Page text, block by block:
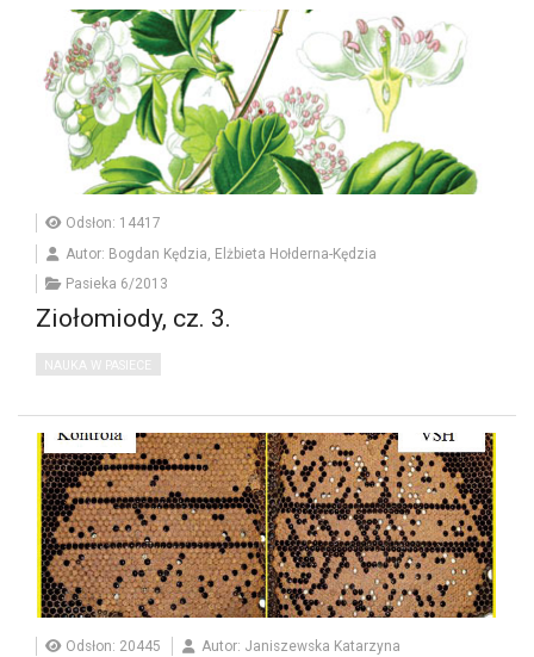
Odsłon: 14417
Autor: Bogdan Kędzia, Elżbieta Hołderna-Kędzia
Pasieka 6/2013
Ziołomiody, cz. 3.
NAUKA W PASIECE
Odsłon: 20445
Autor: Janiszewska Katarzyna